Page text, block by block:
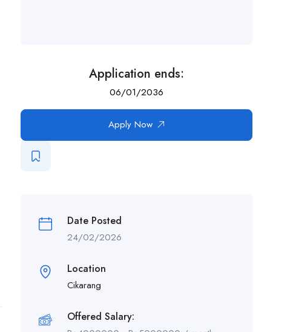
Application ends:
06/01/2036
Apply Now
Date Posted
24/02/2026
Location
Cikarang
Offered Salary: